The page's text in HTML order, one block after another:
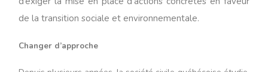
de la transition sociale et environnementale.
Changer d’approche